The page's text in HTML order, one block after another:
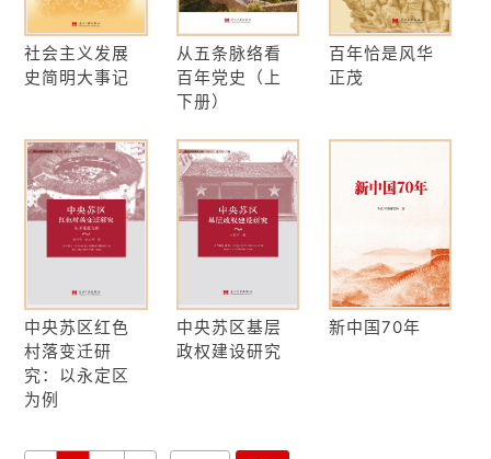
社会主义发展
史简明大事记
从五条脉络看
百年党史（上
下册）
百年恰是风华
正茂
中央苏区红色
村落变迁研
究：以永定区
为例
中央苏区基层
政权建设研究
新中国70年